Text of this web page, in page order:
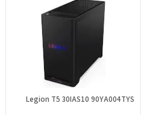
Legion T5 30IAS10 90YA004TYS